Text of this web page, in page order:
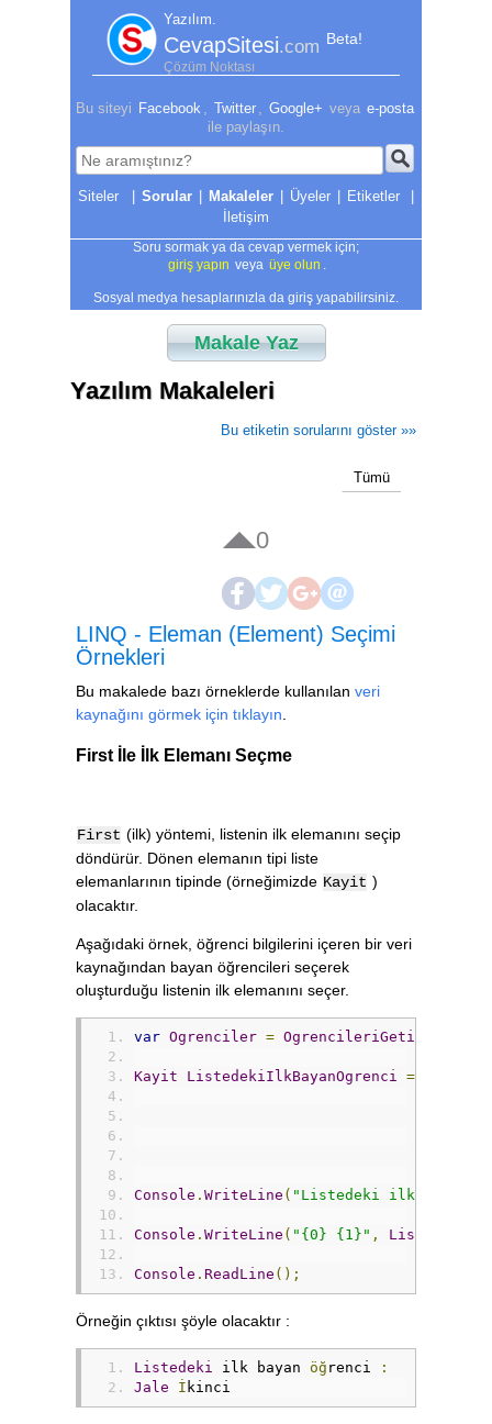
Yazılım.
CevapSitesi.com Beta!
Çözüm Noktası
Bu siteyi Facebook Twitter Google+ veya e-posta
ile paylaşın.
| Sorular | Makaleler | Üyeler | Etiketler
|
İletişim
Soru sormak ya da cevap vermek için;
giriş yapın veya üye olun
Sosyal medya hesaplarınızla da giriş yapabilirsiniz.
Makale Yaz
Yazılım Makaleleri
Bu etiketin sorularını göster »»
Tümü
0
LINQ - Eleman (Element) Seçimi
Örnekleri
Bu makalede bazı örneklerde kullanılan veri
kaynağını görmek için tıklayın
First İle İlk Elemanı Seçme
First (ilk) yöntemi, listenin ilk elemanını seçip
döndürür. Dönen elemanın tipi liste
elemanlarının tipinde (örneğimizde Kayit )
olacaktır.
Aşağıdaki örnek, öğrenci bilgilerini içeren bir veri
kaynağından bayan öğrencileri seçerek
oluşturduğu listenin ilk elemanını seçer.
var Ogrenciler = OgrencileriGetir
Kayit ListedekiIlkBayanOgrenci =
Console . WriteLine ( "Listedeki ilk bayan
Console . WriteLine ( "{0} {1}" ,
Console . ReadLine ();
Örneğin çıktısı şöyle olacaktır :
Listedeki ilk bayan öğ renci
:
Jale
İ kinci